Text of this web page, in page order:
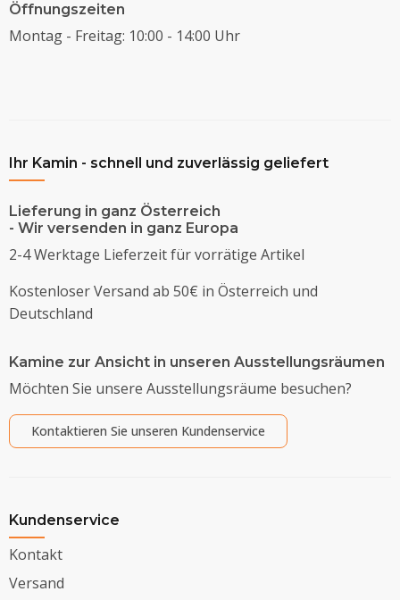
Öffnungszeiten
Montag - Freitag: 10:00 - 14:00 Uhr
Ihr Kamin - schnell und zuverlässig geliefert
Lieferung in ganz Österreich
- Wir versenden in ganz Europa
2-4 Werktage Lieferzeit für vorrätige Artikel
Kostenloser Versand ab 50€ in Österreich und
Deutschland
Kamine zur Ansicht in unseren Ausstellungsräumen
Möchten Sie unsere Ausstellungsräume besuchen?
Kontaktieren Sie unseren Kundenservice
Kundenservice
Kontakt
Versand